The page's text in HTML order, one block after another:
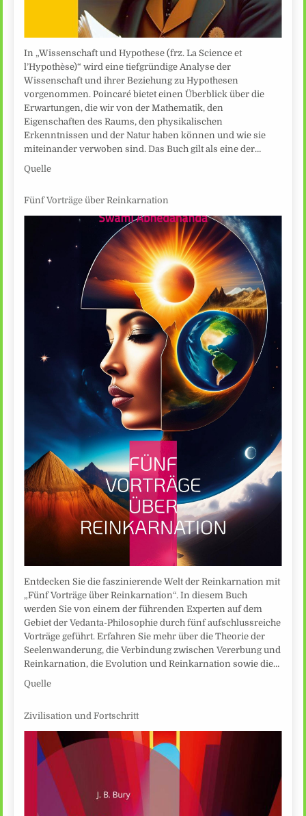
In „Wissenschaft und Hypothese (frz. La Science et
l’Hypothèse)“ wird eine tiefgründige Analyse der
Wissenschaft und ihrer Beziehung zu Hypothesen
vorgenommen. Poincaré bietet einen Überblick über die
Erwartungen, die wir von der Mathematik, den
Eigenschaften des Raums, den physikalischen
Erkenntnissen und der Natur haben können und wie sie
miteinander verwoben sind. Das Buch gilt als eine der…
Quelle
Fünf Vorträge über Reinkarnation
Entdecken Sie die faszinierende Welt der Reinkarnation mit
„Fünf Vorträge über Reinkarnation“. In diesem Buch
werden Sie von einem der führenden Experten auf dem
Gebiet der Vedanta-Philosophie durch fünf aufschlussreiche
Vorträge geführt. Erfahren Sie mehr über die Theorie der
Seelenwanderung, die Verbindung zwischen Vererbung und
Reinkarnation, die Evolution und Reinkarnation sowie die…
Quelle
Zivilisation und Fortschritt